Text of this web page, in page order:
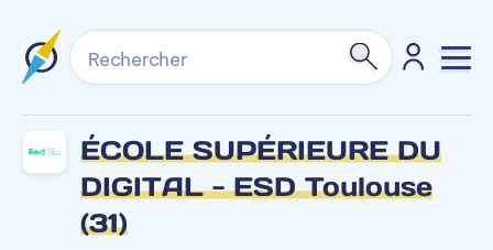
Rechercher
ÉCOLE SUPÉRIEURE DU
DIGITAL - ESD Toulouse
(31)